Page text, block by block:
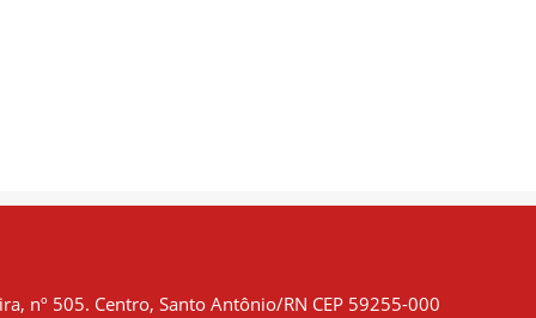
nº 505. Centro, Santo Antônio/RN CEP 59255-000